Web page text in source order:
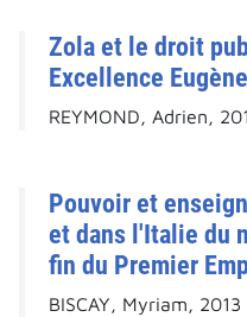
Zola et le droit
Excellence
REYMOND, Adrien,
Pouvoir et
et dans l'Italie du
fin du Premier
BISCAY, Myriam, 2013